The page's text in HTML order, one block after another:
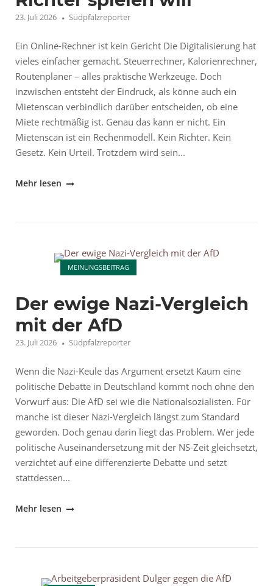
23. Juli 2026 Südpfalzreporter
Ein Online-Rechner ist kein Gericht Die Digitalisierung hat
vieles einfacher gemacht. Steuerrechner, Kalorienrechner,
Routenplaner – alles praktische Werkzeuge. Doch
inzwischen entsteht der Eindruck, als könne auch ein
Mietenscan verbindlich darüber entscheiden, ob eine
Miete rechtmäßig ist. Genau das kann er nicht. Ein
Mietenscan ist ein Rechenmodell. Kein Richter. Kein
Gesetz. Kein Urteil. Trotzdem wird sein...
"Mietenscan:
Mehr lesen
MEINUNGSBEITRAG
Open post
Der ewige Nazi-Vergleich
mit der AfD
23. Juli 2026 Südpfalzreporter
Wenn die Nazi-Keule das Argument ersetzt Kaum eine
politische Debatte in Deutschland kommt noch ohne den
Vorwurf aus: Die AfD sei wie die Nationalsozialisten. Für
manche ist dieser Nazi-Vergleich längst zum Standard
geworden. Doch genau darin liegt das Problem. Wer jede
politische Auseinandersetzung mit der NS-Zeit gleichsetzt,
verzichtet auf eine differenzierte Debatte und setzt
stattdessen...
"Der
Mehr lesen
Open post